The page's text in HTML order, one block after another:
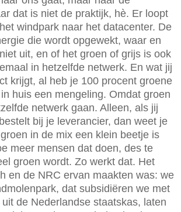
dat is niet de praktijk, hè. Er loopt
windpark naar het datacenter. De
die wordt opgewekt, waar en
uit, en of het groen of grijs is ook
in hetzelfde netwerk. En wat jij
krijgt, al heb je 100 procent groene
huis een mengeling. Omdat groen
netwerk gaan. Alleen, als jij
bij je leverancier, dan weet je
in de mix een klein beetje is
meer mensen dat doen, des te
groen wordt. Zo werkt dat. Het
en de NRC ervan maakten was: we
dat subsidiëren we met
uit de Nederlandse staatskas, laten